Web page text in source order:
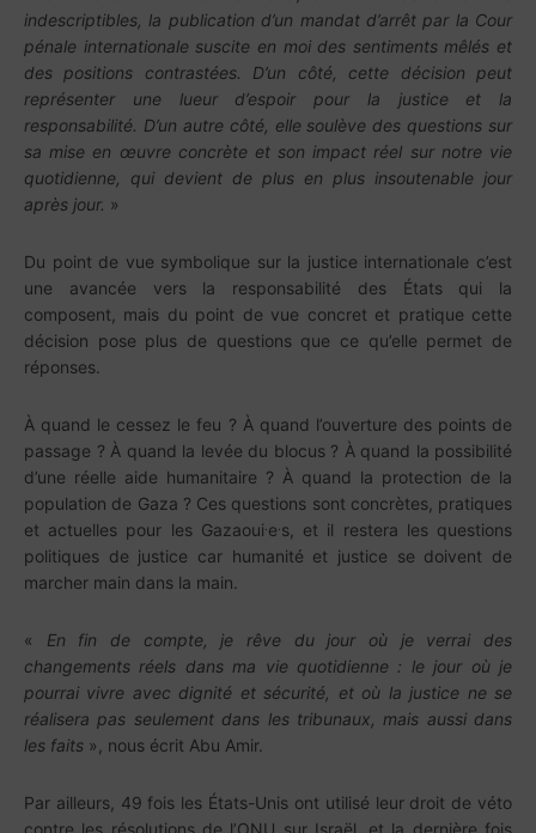
indescriptibles, la publication d’un mandat d’arrêt par la Cour
pénale internationale suscite en moi des sentiments mêlés et
des positions contrastées. D’un côté, cette décision peut
représenter une lueur d’espoir pour la justice et la
responsabilité. D’un autre côté, elle soulève des questions sur
sa mise en œuvre concrète et son impact réel sur notre vie
quotidienne, qui devient de plus en plus insoutenable jour
après jour. »
Du point de vue symbolique sur la justice internationale c’est
une avancée vers la responsabilité des États qui la
composent, mais du point de vue concret et pratique cette
décision pose plus de questions que ce qu’elle permet de
réponses.
À quand le cessez le feu ? À quand l’ouverture des points de
passage ? À quand la levée du blocus ? À quand la possibilité
d’une réelle aide humanitaire ? À quand la protection de la
population de Gaza ? Ces questions sont concrètes, pratiques
et actuelles pour les Gazaoui.e.s, et il restera les questions
politiques de justice car humanité et justice se doivent de
marcher main dans la main.
« En fin de compte, je rêve du jour où je verrai des
changements réels dans ma vie quotidienne : le jour où je
pourrai vivre avec dignité et sécurité, et où la justice ne se
réalisera pas seulement dans les tribunaux, mais aussi dans
les faits », nous écrit Abu Amir.
Par ailleurs, 49 fois les États-Unis ont utilisé leur droit de véto
contre les résolutions de l’ONU sur Israël, et la dernière fois